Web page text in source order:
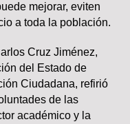
mejorar, eviten
a toda la población.
Cruz Jiménez,
del Estado de
Ciudadana, refirió
de las
académico y la